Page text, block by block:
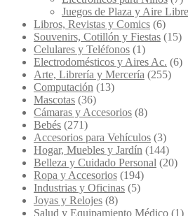
Juegos de Plaza y Aire Libre
Libros, Revistas y Comics (6)
Souvenirs, Cotillón y Fiestas (15)
Celulares y Teléfonos (1)
Electrodomésticos y Aires Ac. (6)
Arte, Librería y Mercería (255)
Computación (13)
Mascotas (36)
Cámaras y Accesorios (8)
Bebés (271)
Accesorios para Vehículos (3)
Hogar, Muebles y Jardín (144)
Belleza y Cuidado Personal (20)
Ropa y Accesorios (194)
Industrias y Oficinas (5)
Joyas y Relojes (8)
Salud y Equipamiento Médico (1)